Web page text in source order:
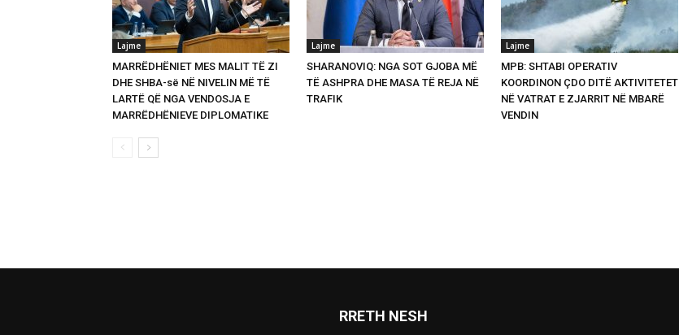
Lajme
MARRËDHËNIET MES MALIT TË ZI
DHE SHBA-së NË NIVELIN MË TË
LARTË QË NGA VENDOSJA E
MARRËDHËNIEVE DIPLOMATIKE
Lajme
SHARANOVIQ: NGA SOT GJOBA MË
TË ASHPRA DHE MASA TË REJA NË
TRAFIK
Lajme
MPB: SHTABI OPERATIV
KOORDINON ÇDO DITË AKTIVITETET
NË VATRAT E ZJARRIT NË MBARË
VENDIN
RRETH NESH